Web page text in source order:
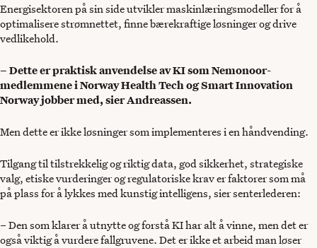
Energisektoren på sin side utvikler maskinlæringsmodeller for å
optimalisere strømnettet, finne bærekraftige løsninger og drive
vedlikehold.
– Dette er praktisk anvendelse av KI som Nemonoor-
medlemmene i Norway Health Tech og Smart Innovation
Norway jobber med, sier Andreassen.
Men dette er ikke løsninger som implementeres i en håndvending.
Tilgang til tilstrekkelig og riktig data, god sikkerhet, strategiske
valg, etiske vurderinger og regulatoriske krav er faktorer som må
på plass for å lykkes med kunstig intelligens, sier senterlederen:
– Den som klarer å utnytte og forstå KI har alt å vinne, men det er
også viktig å vurdere fallgruvene. Det er ikke et arbeid man løser